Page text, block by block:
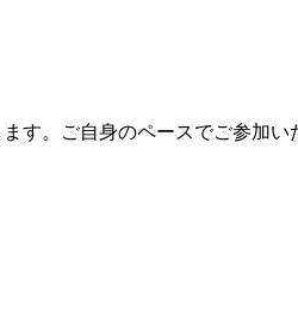
す。ご自身のペースでご参加